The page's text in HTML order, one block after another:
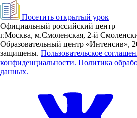
Посетить открытый урок
Официальный российский центр
г.Москва, м.Смоленская, 2-й
Образовательный центр «Интенсив»,
защищены. Пользовательское
конфиденциальности. Политика
данных.